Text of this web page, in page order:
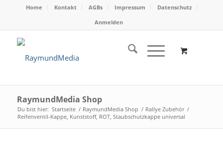
Home Kontakt AGBs Impressum
Datenschutz
Anmelden
RaymundMedia Shop
Du bist hier: Startseite / RaymundMedia Shop / Rallye Zubehör /
Reifenventil-Kappe, Kunststoff, ROT, Staubschutzkappe universal